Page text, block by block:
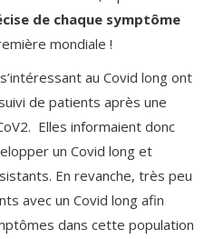
de chaque symptôme
mondiale !
au Covid long ont
de patients après une
Elles informaient donc
un Covid long et
En revanche, très peu
avec un Covid long afin
dans cette population